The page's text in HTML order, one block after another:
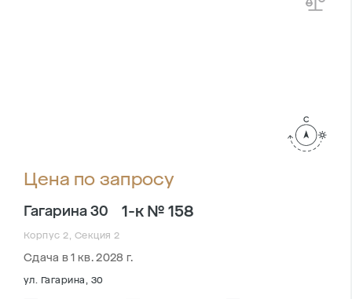
Цена по запросу
Гагарина 30 1-к № 158
Корпус 2, Секция 2
Сдача в 1 кв. 2028 г.
ул. Гагарина, 30